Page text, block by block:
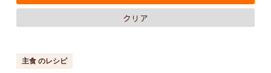
主食 のレシピ